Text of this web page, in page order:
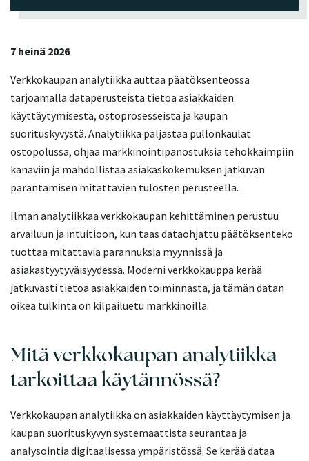
7 heinä 2026
Verkkokaupan analytiikka auttaa päätöksenteossa
tarjoamalla dataperusteista tietoa asiakkaiden
käyttäytymisestä, ostoprosesseista ja kaupan
suorituskyvystä. Analytiikka paljastaa pullonkaulat
ostopolussa, ohjaa markkinointipanostuksia tehokkaimpiin
kanaviin ja mahdollistaa asiakaskokemuksen jatkuvan
parantamisen mitattavien tulosten perusteella.
Ilman analytiikkaa verkkokaupan kehittäminen perustuu
arvailuun ja intuitioon, kun taas dataohjattu päätöksenteko
tuottaa mitattavia parannuksia myynnissä ja
asiakastyytyväisyydessä. Moderni verkkokauppa kerää
jatkuvasti tietoa asiakkaiden toiminnasta, ja tämän datan
oikea tulkinta on kilpailuetu markkinoilla.
Mitä verkkokaupan analytiikka
tarkoittaa käytännössä?
Verkkokaupan analytiikka on asiakkaiden käyttäytymisen ja
kaupan suorituskyvyn systemaattista seurantaa ja
analysointia digitaalisessa ympäristössä. Se kerää dataa